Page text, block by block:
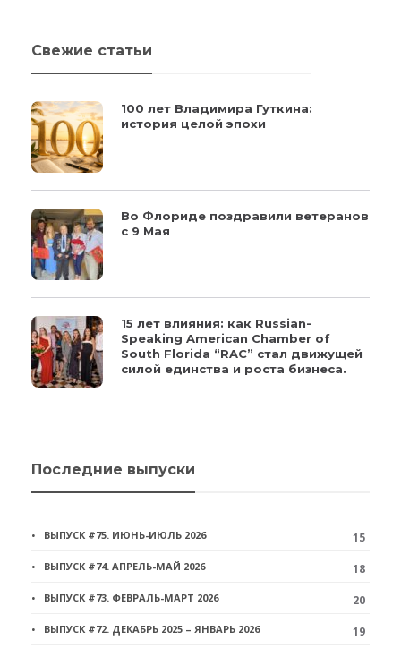
Свежие статьи
100 лет Владимира Гуткина:
история целой эпохи
Во Флориде поздравили ветеранов
с 9 Мая
15 лет влияния: как Russian-
Speaking American Chamber of
South Florida “RAC” стал движущей
силой единства и роста бизнеса.
Последние выпуски
ВЫПУСК #75. ИЮНЬ-ИЮЛЬ 2026 15
ВЫПУСК #74. АПРЕЛЬ-МАЙ 2026 18
ВЫПУСК #73. ФЕВРАЛЬ-МАРТ 2026 20
ВЫПУСК #72. ДЕКАБРЬ 2025 – ЯНВАРЬ 2026 19